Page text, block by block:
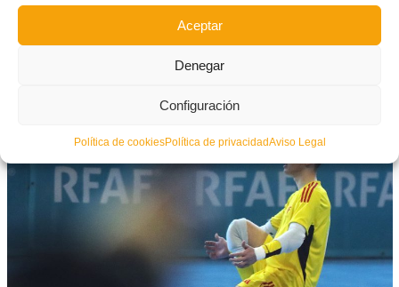
Aceptar
Denegar
Configuración
Política de cookiesPolítica de privacidadAviso Legal